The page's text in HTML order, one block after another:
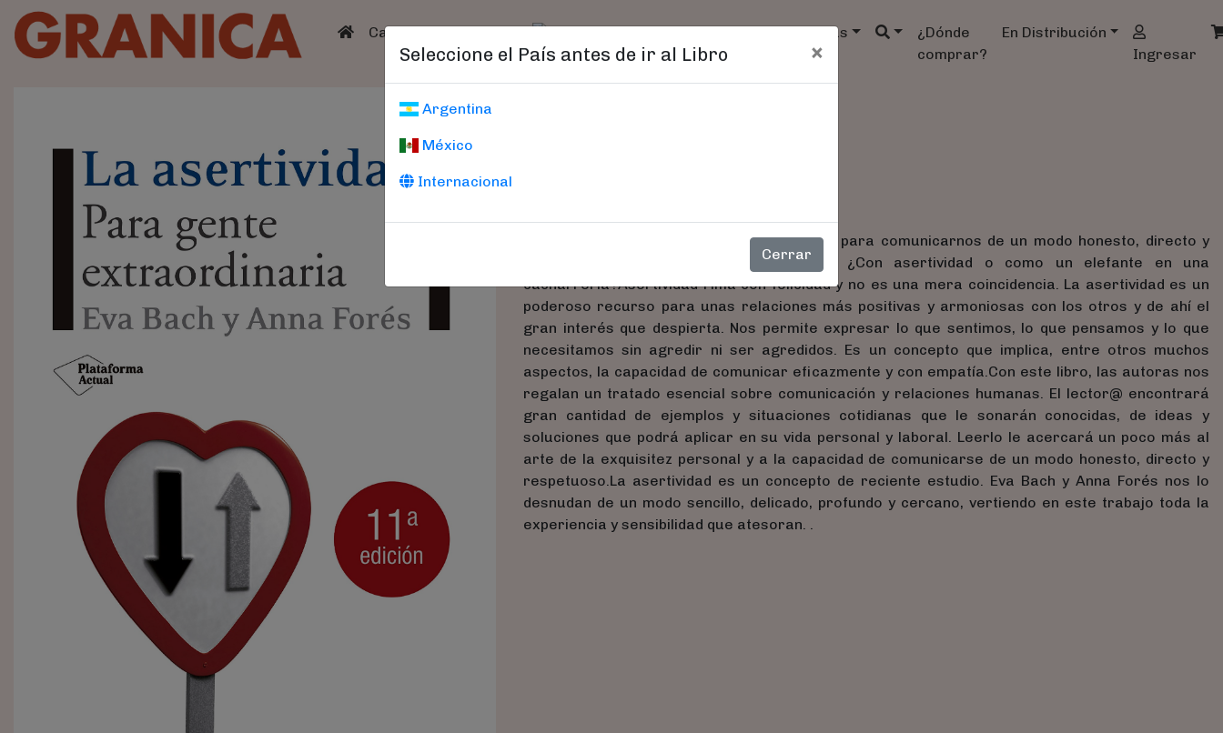
(current)
Catálogo Catálogo Agendas
¿Dónde
comprar?
En Distribución
Ingresar
Seleccione el País antes de ir al Libro ×
Argentina
México
Internacional
Cerrar
Un libro para despertar nuestra capacidad para comunicarnos de un modo honesto, directo y
respetuoso.¿Cómo circulas por la vida? ¿Con asertividad o como un elefante en una
cacharrería?Asertividad rima con felicidad y no es una mera coincidencia. La asertividad es un
poderoso recurso para unas relaciones más positivas y armoniosas con los otros y de ahí el
gran interés que despierta. Nos permite expresar lo que sentimos, lo que pensamos y lo que
necesitamos sin agredir ni ser agredidos. Es un concepto que implica, entre otros muchos
aspectos, la capacidad de comunicar eficazmente y con empatía.Con este libro, las autoras nos
regalan un tratado esencial sobre comunicación y relaciones humanas. El lector@ encontrará
gran cantidad de ejemplos y situaciones cotidianas que le sonarán conocidas, de ideas y
soluciones que podrá aplicar en su vida personal y laboral. Leerlo le acercará un poco más al
arte de la exquisitez personal y a la capacidad de comunicarse de un modo honesto, directo y
respetuoso.La asertividad es un concepto de reciente estudio. Eva Bach y Anna Forés nos lo
desnudan de un modo sencillo, delicado, profundo y cercano, vertiendo en este trabajo toda la
experiencia y sensibilidad que atesoran. .